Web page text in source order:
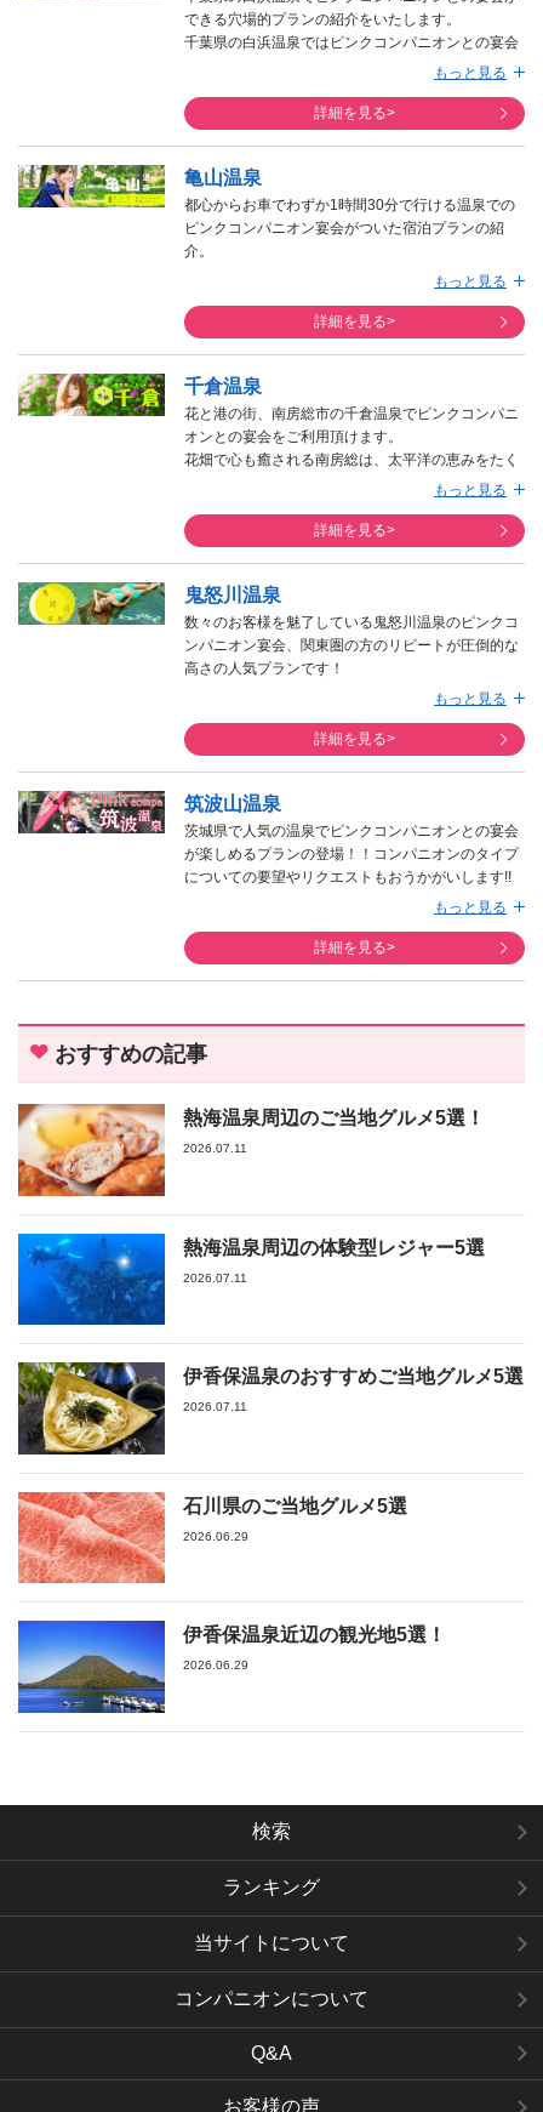
できる穴場的プランの紹介をいたします。
千葉県の白浜温泉ではピンクコンパニオンとの宴会
がついた宿泊プランは、知る人ぞ知る穴場的存在の
もっと見る
詳細を見る>
亀山温泉
都心からお車でわずか1時間30分で行ける温泉での
ピンクコンパニオン宴会がついた宿泊プランの紹
介。
都心からお車でわずか1時間30分で到着できる君津
もっと見る
詳細を見る>
千倉温泉
花と港の街、南房総市の千倉温泉でピンクコンパニ
オンとの宴会をご利用頂けます。
花畑で心も癒される南房総は、太平洋の恵みをたく
もっと見る
詳細を見る>
鬼怒川温泉
数々のお客様を魅了している鬼怒川温泉のピンクコ
ンパニオン宴会、関東圏の方のリピートが圧倒的な
高さの人気プランです！
日光の寺社領であったことから、日光詣帰りの諸大
います。日光東照宮、中禅寺湖、華厳の滝などの日
光を代表する観光の拠点としても人気を集める鬼怒
して日本全国から注目を浴びています。旅館数も大
変多く、選ぶ楽しみがあるのもこの鬼怒川温泉の特
徴です。お夕食の時間にお客様をおもてなしするの
は、ピンクコンパニオン、スーパーコンパニオン、
シースルーコンパニオンの、要はお色気コンパニオ
された濃厚な接客をぜひお楽しみ下さいませ。
もっと見る
詳細を見る>
筑波山温泉
茨城県で人気の温泉でピンクコンパニオンとの宴会
が楽しめるプランの登場！！コンパニオンのタイプ
についての要望やリクエストもおうかがいします!!
お問い合わせの多い茨城県。尚且つ温泉にも入りた
山温泉のプランの登場！
もっと見る
詳細を見る>
おすすめの記事
熱海温泉周辺のご当地グルメ5選！
2026.07.11
熱海温泉周辺の体験型レジャー5選
2026.07.11
伊香保温泉のおすすめご当地グルメ5選
2026.07.11
石川県のご当地グルメ5選
2026.06.29
伊香保温泉近辺の観光地5選！
2026.06.29
検索
ランキング
当サイトについて
コンパニオンについて
Q&A
お客様の声